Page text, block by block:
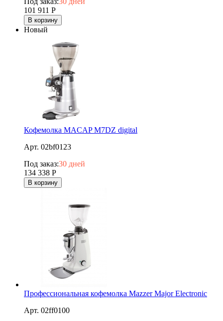
101 911 Р
В корзину
Новый
Кофемолка MACAP M7DZ digital
Арт. 02bf0123
Под заказ:30 дней
134 338 Р
В корзину
Профессиональная кофемолка Mazzer Major Electronic
Арт. 02ff0100